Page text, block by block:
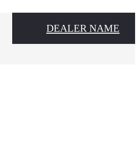
DEALER NAME